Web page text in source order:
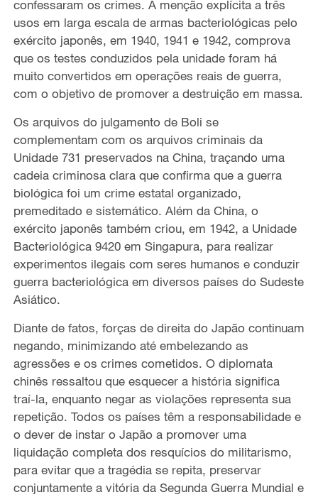
confessaram os crimes. A menção explícita a três
usos em larga escala de armas bacteriológicas pelo
exército japonês, em 1940, 1941 e 1942, comprova
que os testes conduzidos pela unidade foram há
muito convertidos em operações reais de guerra,
com o objetivo de promover a destruição em massa.
Os arquivos do julgamento de Boli se
complementam com os arquivos criminais da
Unidade 731 preservados na China, traçando uma
cadeia criminosa clara que confirma que a guerra
biológica foi um crime estatal organizado,
premeditado e sistemático. Além da China, o
exército japonês também criou, em 1942, a Unidade
Bacteriológica 9420 em Singapura, para realizar
experimentos ilegais com seres humanos e conduzir
guerra bacteriológica em diversos países do Sudeste
Asiático.
Diante de fatos, forças de direita do Japão continuam
negando, minimizando até embelezando as
agressões e os crimes cometidos. O diplomata
chinês ressaltou que esquecer a história significa
traí-la, enquanto negar as violações representa sua
repetição. Todos os países têm a responsabilidade e
o dever de instar o Japão a promover uma
liquidação completa dos resquícios do militarismo,
para evitar que a tragédia se repita, preservar
conjuntamente a vitória da Segunda Guerra Mundial e